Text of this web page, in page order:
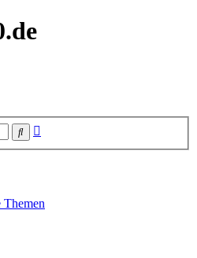
Suche
Themen